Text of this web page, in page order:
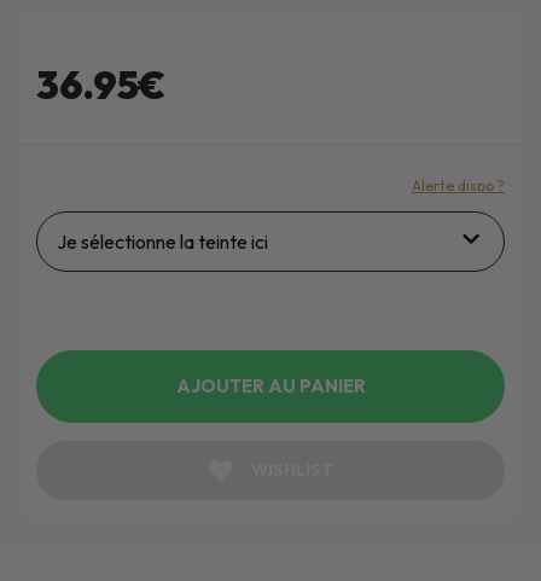
36.95€
Je sélectionne la teinte ici
Alerte dispo ?
AJOUTER AU PANIER